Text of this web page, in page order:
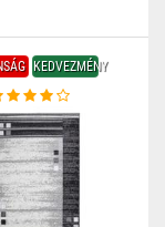
KEDVEZMÉNY